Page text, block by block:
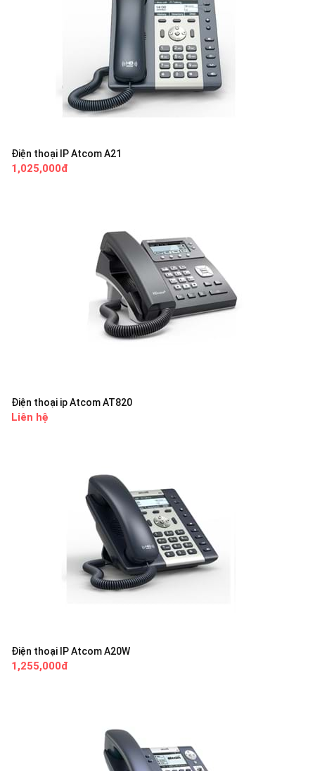
Điện thoại IP Atcom A21
1,025,000đ
Điện thoại ip Atcom AT820
Liên hệ
Điện thoại IP Atcom A20W
1,255,000đ